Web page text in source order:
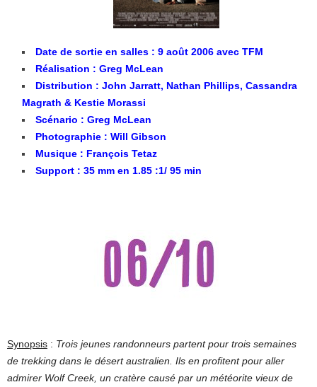
Date de sortie en salles : 9 août 2006 avec TFM
Réalisation : Greg McLean
Distribution : John Jarratt, Nathan Phillips, Cassandra
Magrath & Kestie Morassi
Scénario : Greg McLean
Photographie : Will Gibson
Musique : François Tetaz
Support : 35 mm en 1.85 :1/ 95 min
Synopsis : Trois jeunes randonneurs partent pour trois semaines
de trekking dans le désert australien. Ils en profitent pour aller
admirer Wolf Creek, un cratère causé par un météorite vieux de